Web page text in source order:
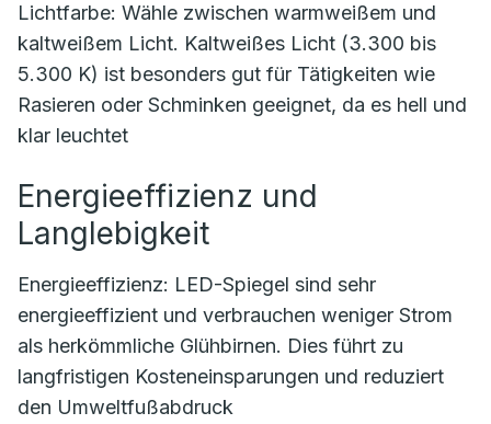
Lichtfarbe: Wähle zwischen warmweißem und
kaltweißem Licht. Kaltweißes Licht (3.300 bis
5.300 K) ist besonders gut für Tätigkeiten wie
Rasieren oder Schminken geeignet, da es hell und
klar leuchtet
Energieeffizienz und
Langlebigkeit
Energieeffizienz: LED-Spiegel sind sehr
energieeffizient und verbrauchen weniger Strom
als herkömmliche Glühbirnen. Dies führt zu
langfristigen Kosteneinsparungen und reduziert
den Umweltfußabdruck